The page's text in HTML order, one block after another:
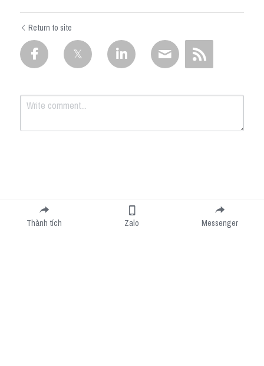
Return to site
Submit
Thành tích Zalo Messenger